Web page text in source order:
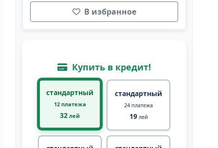
В избранное
Купить в кредит!
стандартный
12 платежа
32 лей
стандартный
24 платежа
19лей